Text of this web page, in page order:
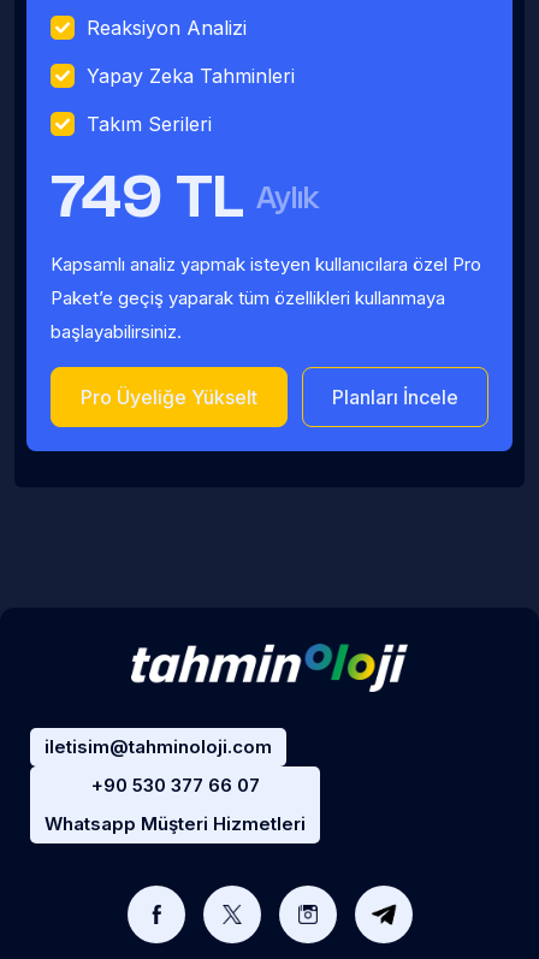
Reaksiyon Analizi
Yapay Zeka Tahminleri
Takım Serileri
749 TL Aylık
Kapsamlı analiz yapmak isteyen kullanıcılara özel Pro
Paket’e geçiş yaparak tüm özellikleri kullanmaya
başlayabilirsiniz.
Pro Üyeliğe Yükselt Planları İncele
iletisim@tahminoloji.com
+90 530 377 66 07
Whatsapp Müşteri Hizmetleri